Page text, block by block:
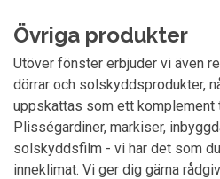
Övriga produkter
Utöver fönster erbjuder vi även
dörrar och solskyddsprodukter,
uppskattas som ett komplement
Plisségardiner, markiser,
solskyddsfilm - vi har det som
inneklimat. Vi ger dig gärna